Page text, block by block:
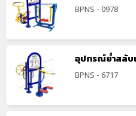
BPNS - 0978
อุปกรณ์ย่ำสลับ
BPNS - 6717